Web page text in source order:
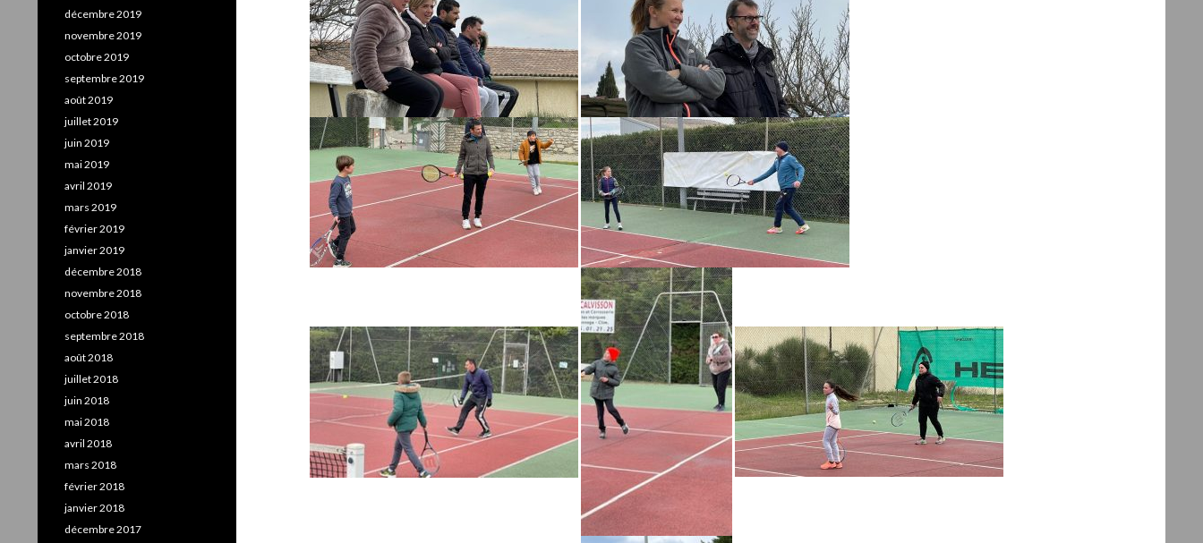
décembre 2019
novembre 2019
octobre 2019
septembre 2019
août 2019
juillet 2019
juin 2019
mai 2019
avril 2019
mars 2019
février 2019
janvier 2019
décembre 2018
novembre 2018
octobre 2018
septembre 2018
août 2018
juillet 2018
juin 2018
mai 2018
avril 2018
mars 2018
février 2018
janvier 2018
décembre 2017